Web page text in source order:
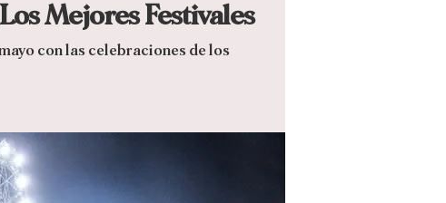
Mejores Festivales
con las celebraciones de los